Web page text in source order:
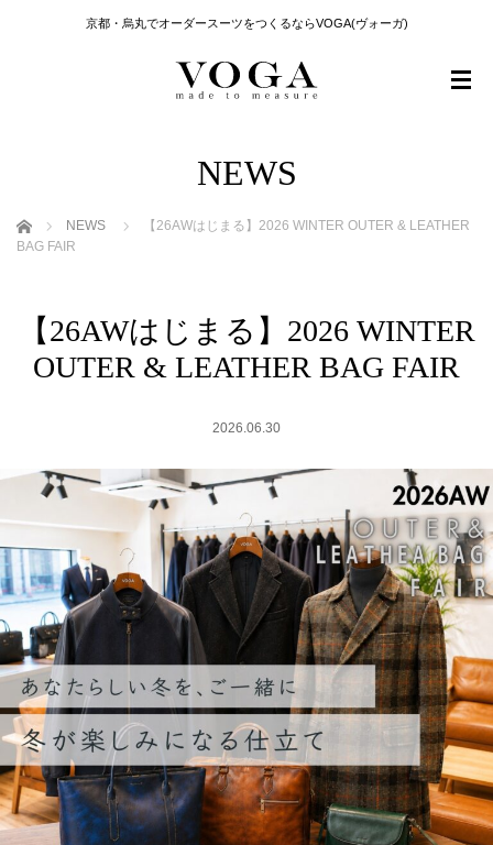
京都・烏丸でオーダースーツをつくるならVOGA(ヴォーガ)
NEWS
ホーム NEWS
【26AWはじまる】2026 WINTER OUTER & LEATHER
BAG FAIR
【26AWはじまる】2026 WINTER
OUTER & LEATHER BAG FAIR
2026.06.30